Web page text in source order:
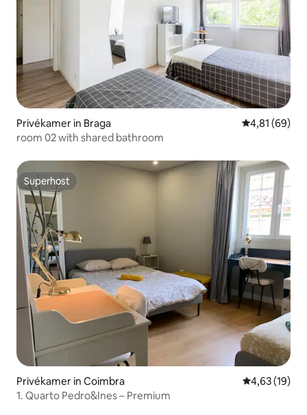
Privékamer in Braga Gemiddelde
4,81 (69)
room 02 with shared bathroom
Superhost
Superhost
Privékamer in Coimbra Gemiddelde
4,63 (19)
1. Quarto Pedro&Ines – Premium